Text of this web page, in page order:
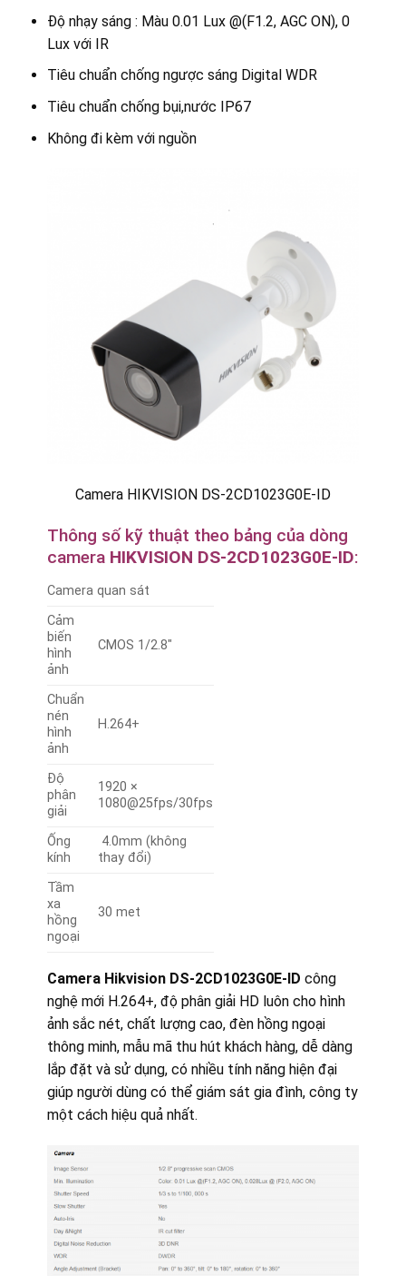
Độ nhạy sáng : Màu 0.01 Lux @(F1.2, AGC ON), 0
Lux với IR
Tiêu chuẩn chống ngược sáng Digital WDR
Tiêu chuẩn chống bụi,nước IP67
Không đi kèm với nguồn
Camera HIKVISION DS-2CD1023G0E-ID
Thông số kỹ thuật theo bảng của dòng
camera HIKVISION DS-2CD1023G0E-ID:
Camera quan sát
Cảm
biến
hình
ảnh
CMOS 1/2.8″
Chuẩn
nén
hình
ảnh
H.264+
Độ
phân
giải
1920 ×
1080@25fps/30fps
Ống
kính
4.0mm (không
thay đổi)
Tầm
xa
hồng
ngoại
30 met
Camera Hikvision DS-2CD1023G0E-ID công
nghệ mới H.264+, độ phân giải HD luôn cho hình
ảnh sắc nét, chất lượng cao, đèn hồng ngoại
thông minh, mẫu mã thu hút khách hàng, dễ dàng
lắp đặt và sử dụng, có nhiều tính năng hiện đại
giúp người dùng có thể giám sát gia đình, công ty
một cách hiệu quả nhất.